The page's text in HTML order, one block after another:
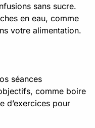
sans sucre.
en eau, comme
votre alimentation.
séances
comme boire
d’exercices pour